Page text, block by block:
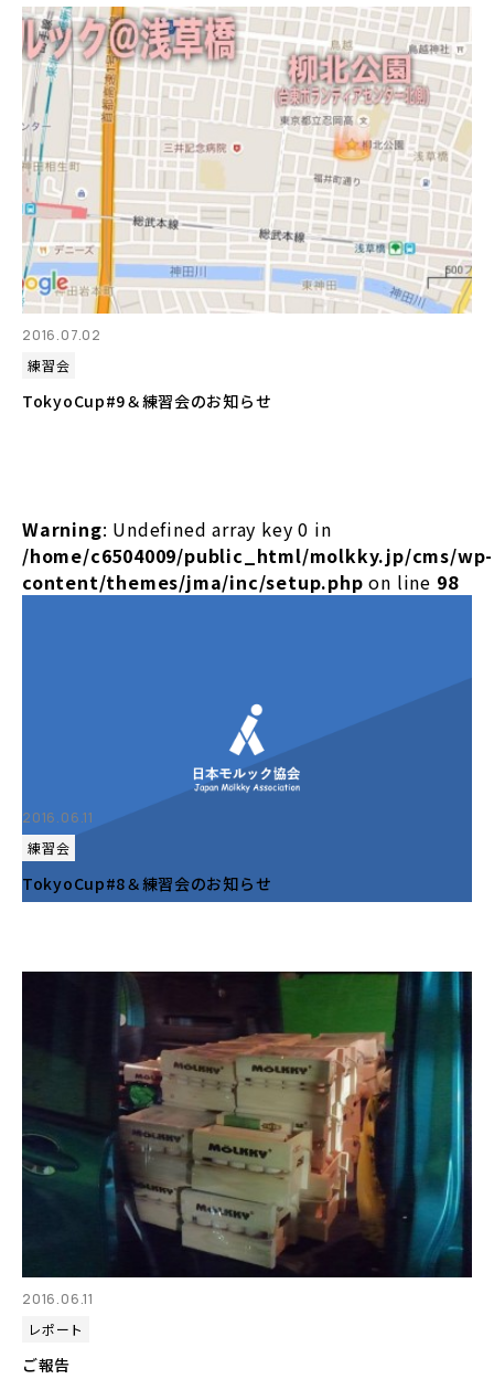
2016.07.02
練習会
TokyoCup#9＆練習会のお知らせ
Warning: Undefined array key 0 in
/home/c6504009/public_html/molkky.jp/cms/wp-
content/themes/jma/inc/setup.php on line 98
2016.06.11
練習会
TokyoCup#8＆練習会のお知らせ
2016.06.11
レポート
ご報告